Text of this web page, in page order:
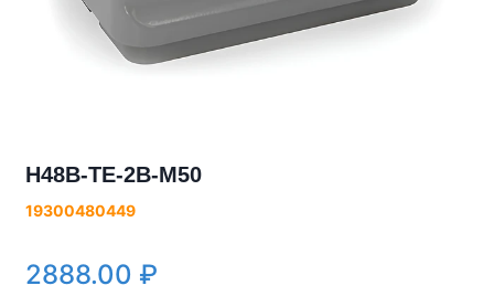
H48B-TE-2B-M50
19300480449
2888.00 ₽